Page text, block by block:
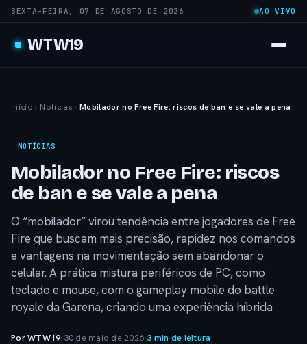
SEXTA-FEIRA, 07 DE AGOSTO DE 2026 AO VIVO
WTW19
Início › Notícias › Mobilador no Free Fire: riscos de ban e se vale a pena
NOTÍCIAS
Mobilador no Free Fire: riscos
de ban e se vale a pena
O “mobilador” virou tendência entre jogadores de Free
Fire que buscam mais precisão, rapidez nos comandos
e vantagens na movimentação sem abandonar o
celular. A prática mistura periféricos de PC, como
teclado e mouse, com o gameplay mobile do battle
royale da Garena, criando uma experiência híbrida
Por WTW19· 30 de maio de 2026·3 min de leitura